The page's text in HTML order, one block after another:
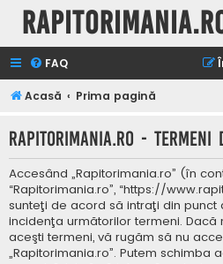
FAQ
Acasă Prima pagină
Rapitorimania.ro -
Accesând „Rapitorimania.ro” (în
“Rapitorimania.ro”, “https://
sunteţi de acord să intraţi din
incidenţa următorilor termeni.
aceşti termeni, vă rugăm să nu
„Rapitorimania.ro”. Putem schimba